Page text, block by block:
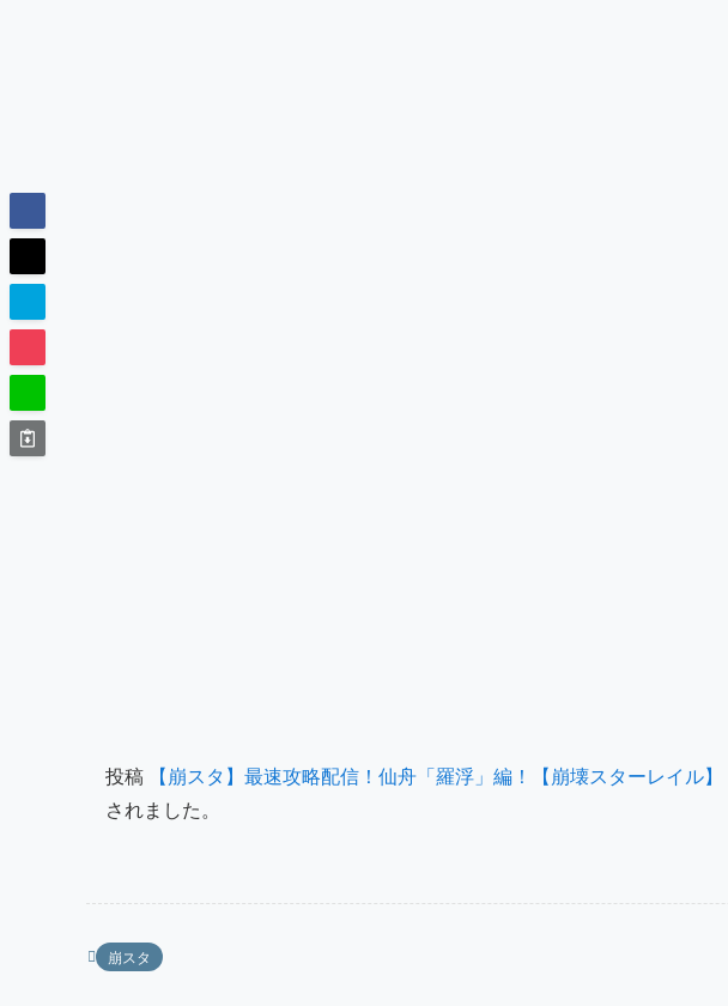
投稿 【崩スタ】最速攻略配信！仙舟「羅浮」編！【崩壊スターレイル】
されました。
崩スタ